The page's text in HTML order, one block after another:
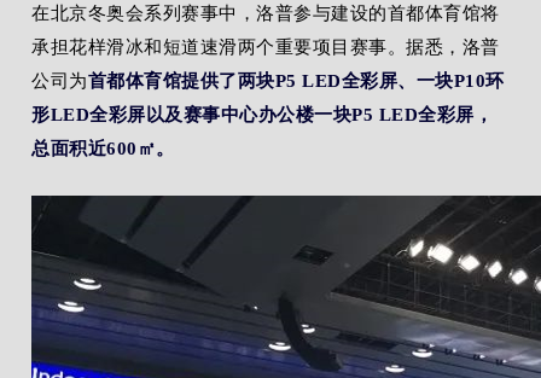
在北京冬奥会系列赛事中，洛普参与建设的首都体育馆将
承担花样滑冰和短道速滑两个重要项目赛事。据悉，洛普
公司为首都体育馆提供了两块P5 LED全彩屏、一块P10环
形LED全彩屏以及赛事中心办公楼一块P5 LED全彩屏，
总面积近600㎡。